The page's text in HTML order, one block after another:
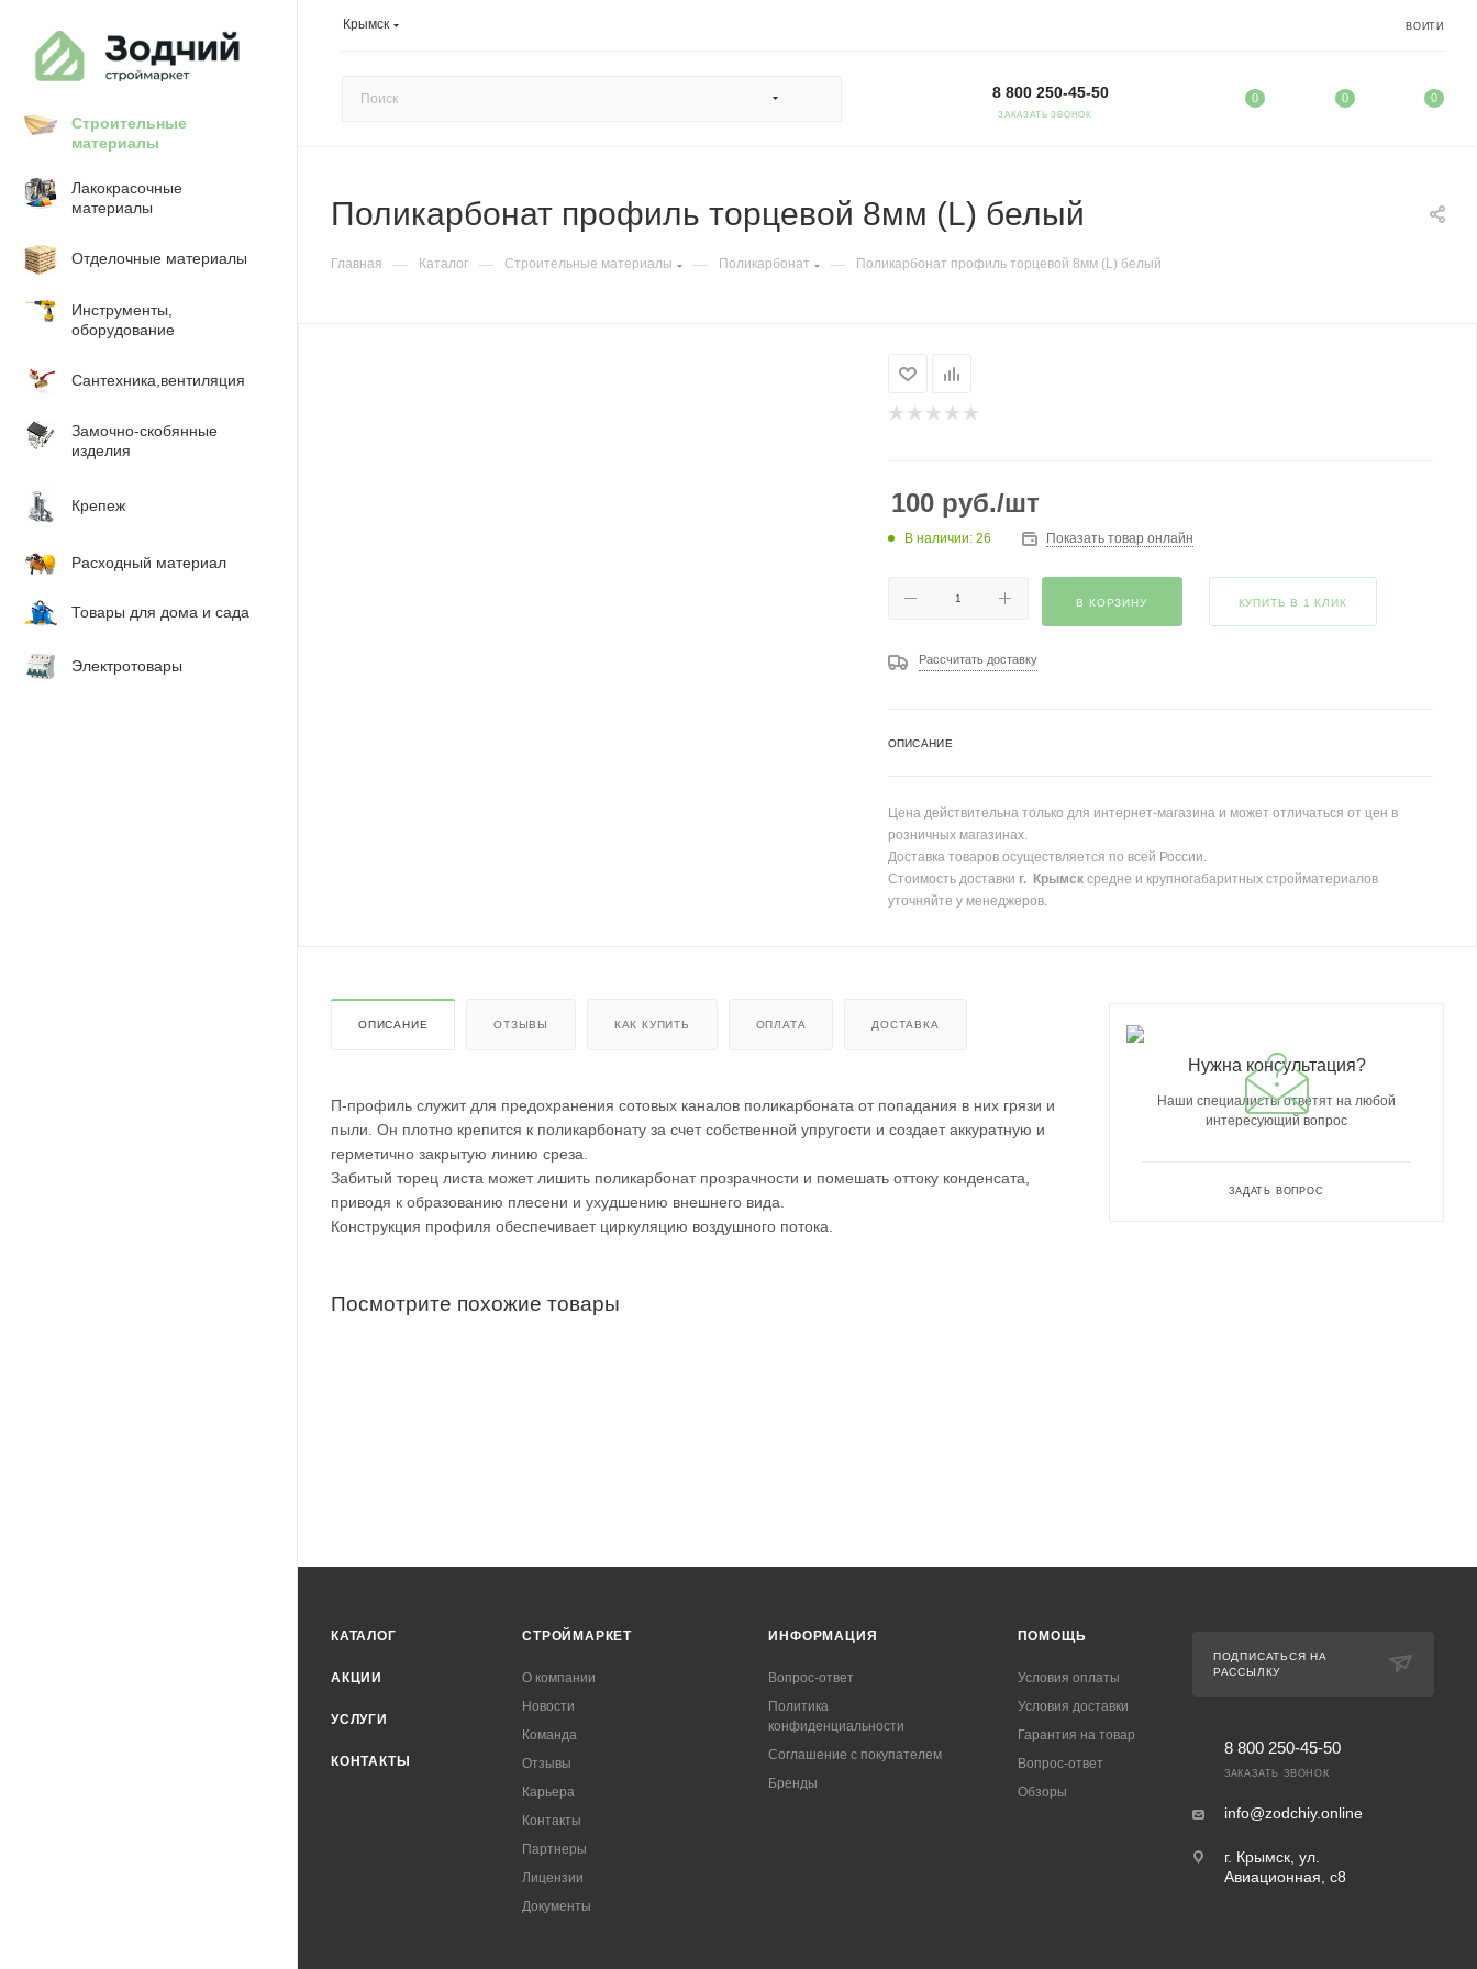
Крымск ВОЙТИ
8 800 250-45-50
ЗАКАЗАТЬ ЗВОНОК
0 0 0
Строительные
материалы
Лакокрасочные
материалы
Отделочные материалы
Инструменты,
оборудование
Сантехника,вентиляция
Замочно-скобянные
изделия
Крепеж
Расходный материал
Товары для дома и сада
Электротовары
Поликарбонат профиль торцевой 8мм (L) белый
Главная — Каталог — Строительные материалы — Поликарбонат — Поликарбонат профиль торцевой 8мм (L) белый
100руб./шт
В наличии: 26 Показать товар онлайн
В КОРЗИНУ КУПИТЬ В 1 КЛИК
Рассчитать доставку
ОПИСАНИЕ
Цена действительна только для интернет-магазина и может отличаться от цен в
розничных магазинах.
Доставка товаров осуществляется по всей России.
Стоимость доставки г. Крымсксредне и крупногабаритных стройматериалов
уточняйте у менеджеров.
ОПИСАНИЕ ОТЗЫВЫ КАК КУПИТЬ ОПЛАТА ДОСТАВКА
П-профиль служит для предохранения сотовых каналов поликарбоната от попадания в них грязи и
пыли. Он плотно крепится к поликарбонату за счет собственной упругости и создает аккуратную и
герметично закрытую линию среза.
Забитый торец листа может лишить поликарбонат прозрачности и помешать оттоку конденсата,
приводя к образованию плесени и ухудшению внешнего вида.
Конструкция профиля обеспечивает циркуляцию воздушного потока.
Посмотрите похожие товары
Нужна консультация?
Наши специалисты ответят на любой
интересующий вопрос
ЗАДАТЬ ВОПРОС
КАТАЛОГ
АКЦИИ
УСЛУГИ
КОНТАКТЫ
СТРОЙМАРКЕТ
О компании
Новости
Команда
Отзывы
Карьера
Контакты
Партнеры
Лицензии
Документы
ИНФОРМАЦИЯ
Вопрос-ответ
Политика
конфиденциальности
Соглашение с покупателем
Бренды
ПОМОЩЬ
Условия оплаты
Условия доставки
Гарантия на товар
Вопрос-ответ
Обзоры
ПОДПИСАТЬСЯ НА
РАССЫЛКУ
8 800 250-45-50
ЗАКАЗАТЬ ЗВОНОК
info@zodchiy.online
г. Крымск, ул.
Авиационная, с8